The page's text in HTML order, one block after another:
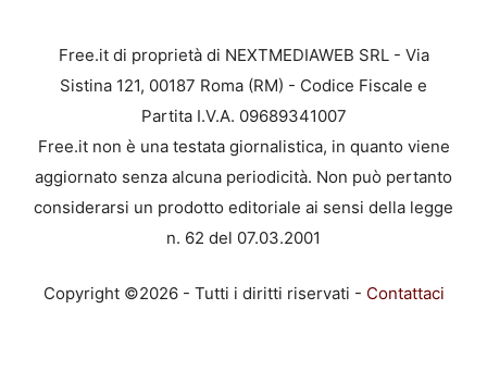
Free.it di proprietà di NEXTMEDIAWEB SRL - Via
Sistina 121, 00187 Roma (RM) - Codice Fiscale e
Partita I.V.A. 09689341007
Free.it non è una testata giornalistica, in quanto viene
aggiornato senza alcuna periodicità. Non può pertanto
considerarsi un prodotto editoriale ai sensi della legge
n. 62 del 07.03.2001
Copyright ©2026 - Tutti i diritti riservati - Contattaci